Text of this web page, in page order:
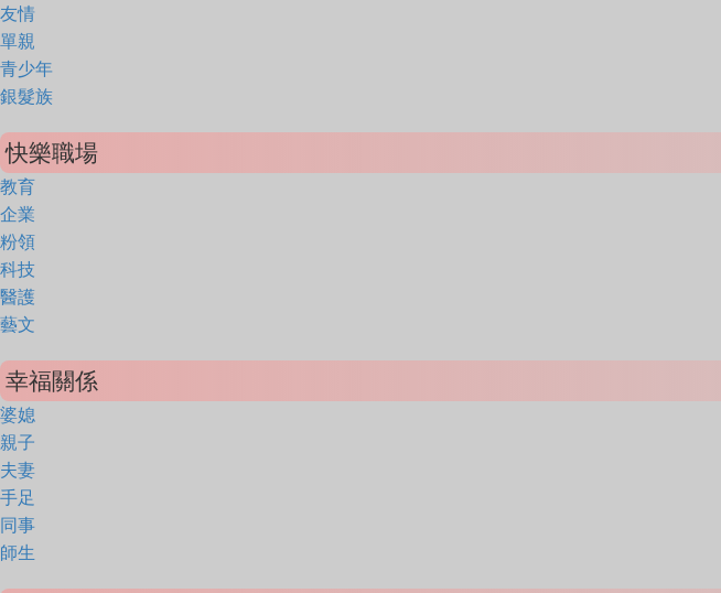
友情
單親
青少年
銀髮族
快樂職場
教育
企業
粉領
科技
醫護
藝文
幸福關係
婆媳
親子
夫妻
手足
同事
師生